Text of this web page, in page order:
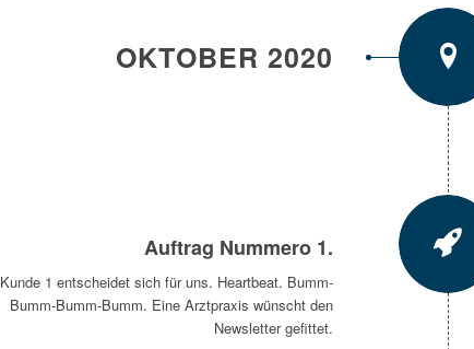
OKTOBER 2020
Auftrag Nummero 1.
Kunde 1 entscheidet sich für uns. Heartbeat. Bumm-
Bumm-Bumm-Bumm. Eine Arztpraxis wünscht den
Newsletter gefittet.